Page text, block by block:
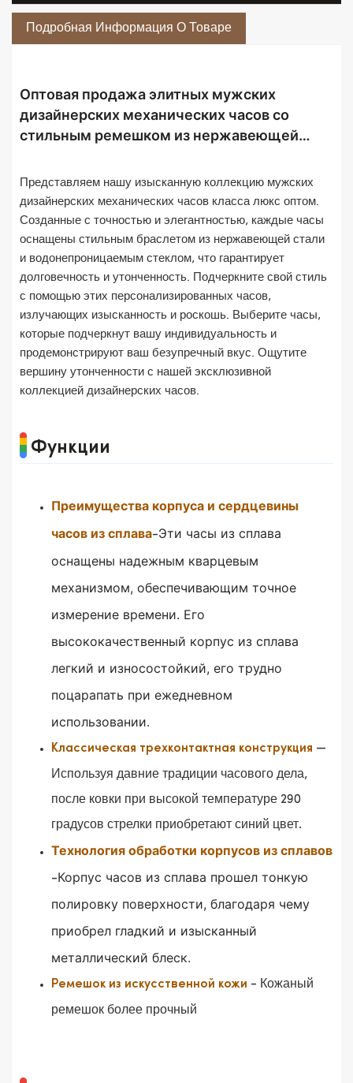
Подробная Информация О Товаре
Оптовая продажа элитных мужских
дизайнерских механических часов со
стильным ремешком из нержавеющей
возможностью персонализации.
Представляем нашу изысканную коллекцию мужских
дизайнерских механических часов класса люкс оптом.
Созданные с точностью и элегантностью, каждые часы
оснащены стильным браслетом из нержавеющей стали
и водонепроницаемым стеклом, что гарантирует
долговечность и утонченность. Подчеркните свой стиль
с помощью этих персонализированных часов,
излучающих изысканность и роскошь. Выберите часы,
которые подчеркнут вашу индивидуальность и
продемонстрируют ваш безупречный вкус. Ощутите
вершину утонченности с нашей эксклюзивной
коллекцией дизайнерских часов.
Функции
Преимущества корпуса и сердцевины
часов из сплава-Эти часы из сплава
оснащены надежным кварцевым
механизмом, обеспечивающим точное
измерение времени. Его
высококачественный корпус из сплава
легкий и износостойкий, его трудно
поцарапать при ежедневном
использовании.
Классическая трехконтактная конструкция —
Используя давние традиции часового дела,
после ковки при высокой температуре 290
градусов стрелки приобретают синий цвет.
Технология обработки корпусов из сплавов
-Корпус часов из сплава прошел тонкую
полировку поверхности, благодаря чему
приобрел гладкий и изысканный
металлический блеск.
Ремешок из искусственной кожи - Кожаный
ремешок более прочный